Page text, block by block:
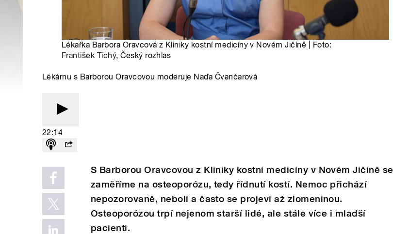
Lékařka Barbora Oravcová z Kliniky kostní medicíny v Novém Jičíně | Foto:
František Tichý, Český rozhlas
Lékárnu s Barborou Oravcovou moderuje Naďa Čvančarová
22:14
S Barborou Oravcovou z Kliniky kostní medicíny v Novém Jičíně se
zaměříme na osteoporózu, tedy řídnutí kostí. Nemoc přichází
nepozorovaně, nebolí a často se projeví až zlomeninou.
Osteoporózou trpí nejenom starší lidé, ale stále více i mladší
pacienti.